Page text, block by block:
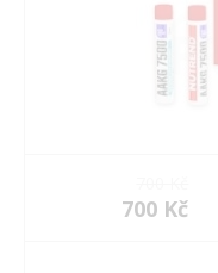
700 Kč